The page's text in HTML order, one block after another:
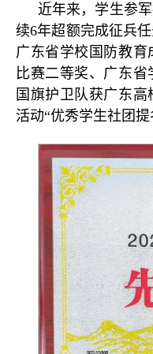
近年来，学生参
续6年超额完成征兵
广东省学校国防教育
比赛二等奖、广东省
国旗护卫队获广东
活动“优秀学生社团提